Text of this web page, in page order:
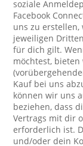
soziale
Facebook
uns zu erstellen,
jeweiligen
für dich gilt.
möchtest,
Kauf bei uns
können wir uns
beziehen, dass
Vertrags mit dir
erforderlich ist.
und/oder dein